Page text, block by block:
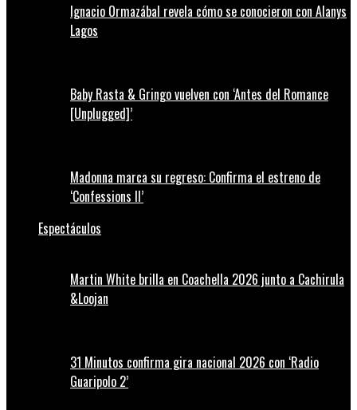
Ignacio Ormazábal revela cómo se conocieron con Alanys
Lagos
Baby Rasta & Gringo vuelven con ‘Antes del Romance
[Unplugged]’
Madonna marca su regreso: Confirma el estreno de
‘Confessions II’
Espectáculos
Martin White brilla en Coachella 2026 junto a Cachirula
&Loojan
31 Minutos confirma gira nacional 2026 con ‘Radio
Guaripolo 2’